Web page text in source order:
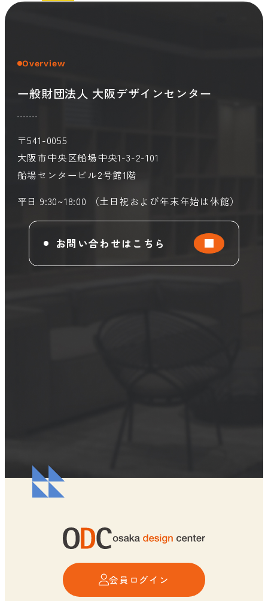
Overview
一般財団法人 大阪デザインセンター
〒541-0055
大阪市中央区船場中央1-3-2-101
船場センタービル2号館1階
平日 9:30~18:00 （土日祝および年末年始は休館）
お問い合わせはこちら
会員ログイン